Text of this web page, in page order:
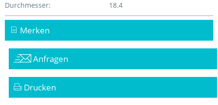
Durchmesser: 18.4
Merken
Anfragen
Drucken